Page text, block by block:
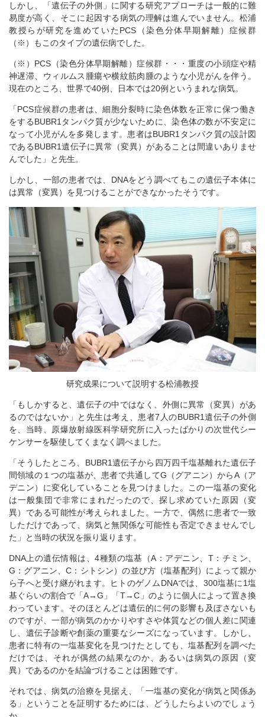
しかし、「遺伝子の外側」に関する研究アプローチは一般的に難
易度が高く、そこに起因する病気の理解は進んでいません。松浦
教授らが研究を進めていたPCS（染色分体早期解離）症候群
（※）もこのタイプの遺伝病でした。
（※）PCS（染色分体早期解離）症候群・・・重度の小頭症や精
神遅滞、ウィルムス腫瘍や横紋筋肉腫のような小児がんを伴う。
現在のところ、世界で40例、日本では20例というまれな病気。
「PCS症候群の患者は、細胞分裂時に染色体数を正常に保つ働き
をするBUBR1タンパク質が少ないために、染色体の数が不安定に
なって小児がんを多発します。患者はBUBR1タンパク質の設計図
であるBUBR1遺伝子に異常（変異）があることは間違いありませ
んでした」と先生。
しかし、一部の患者では、DNAをどう調べてもこの遺伝子本体に
は異常（変異）を見つけることができなかったそうです。
研究成果について説明する松浦教授
「もしかすると、遺伝子の中ではなく、外側に異常（変異）があ
るのではないか」と先生は考え、患者7人のBUBR1遺伝子の外側
を、当時、原爆放射線医科学研究所に入ったばかりの次世代シー
ケンサーを駆使してくまなく調べました。
「そうしたところ、BUBR1遺伝子から四万四千塩基離れた遺伝子
間領域の１つの塩基が、患者で共通してG（グアニン）からA（ア
デニン）に変化していることを見つけました。この一塩基の変化
は一般集団で非常にまれだったので、探し求めていた原因（変
異）である可能性が考えられました。一方で、偶然に患者で一致
しただけであって、病気と無関係な可能性も否定できませんでし
た」と当時の状況を振り返ります。
DNA上の遺伝情報は、4種類の塩基（A：アデニン、T：チミン、
G：グアニン、C：シトシン）の並び方（塩基配列）によって親か
ら子へと受け継がれます。ヒトのゲノムDNAでは、300塩基に1塩
基ぐらいの割合で「A→G」「T→C」のように個人によって置き換
わっています。そのほとんどは遺伝的に何の影響も及ぼさないも
のですが、一部が病気のかかりやすさや体質などの個人差に関連
し、遺伝子診断や創薬の重要なシーズになっています。しかし、
患者に特有の一塩基変化を見つけたとしても、塩基配列を調べた
だけでは、それが偶然の結果なのか、あるいは病気の原因（変
異）であるのかを結論づけることは困難です。
それでは、病気の治療を見据え、「一塩基の変化が病気と関係あ
る」ということを証明するためには、どうしたらよいのでしょう